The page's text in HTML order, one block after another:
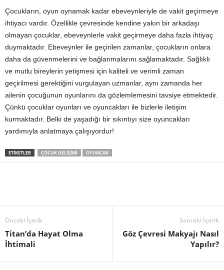
Çocukların, oyun oynamak kadar ebeveynleriyle de vakit geçirmeye
ihtiyacı vardır. Özellikle çevresinde kendine yakın bir arkadaşı
olmayan çocuklar, ebeveynlerle vakit geçirmeye daha fazla ihtiyaç
duymaktadır. Ebeveynler ile geçirilen zamanlar, çocukların onlara
daha da güvenmelerini ve bağlanmalarını sağlamaktadır. Sağlıklı
ve mutlu bireylerin yetişmesi için kaliteli ve verimli zaman
geçirilmesi gerektiğini vurgulayan uzmanlar, aynı zamanda her
ailenin çocuğunun oyunlarını da gözlemlemesini tavsiye etmektedir.
Çünkü çocuklar oyunları ve oyuncakları ile bizlerle iletişim
kurmaktadır. Belki de yaşadığı bir sıkıntıyı size oyuncakları
yardımıyla anlatmaya çalışıyordur!
ETIKETLER ÇOCUK GELIŞIMI OYUNCAK
Önceki İçerik
Titan’da Hayat Olma
İhtimali
Sonraki İçerik
Göz Çevresi Makyajı Nasıl
Yapılır?